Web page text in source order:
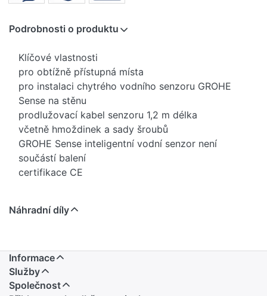
Podrobnosti o produktu
Klíčové vlastnosti
pro obtížně přístupná místa
pro instalaci chytrého vodního senzoru GROHE
Sense na stěnu
prodlužovací kabel senzoru 1,2 m délka
včetně hmoždinek a sady šroubů
GROHE Sense inteligentní vodní senzor není
součástí balení
certifikace CE
Náhradní díly
Informace
Služby
Společnost